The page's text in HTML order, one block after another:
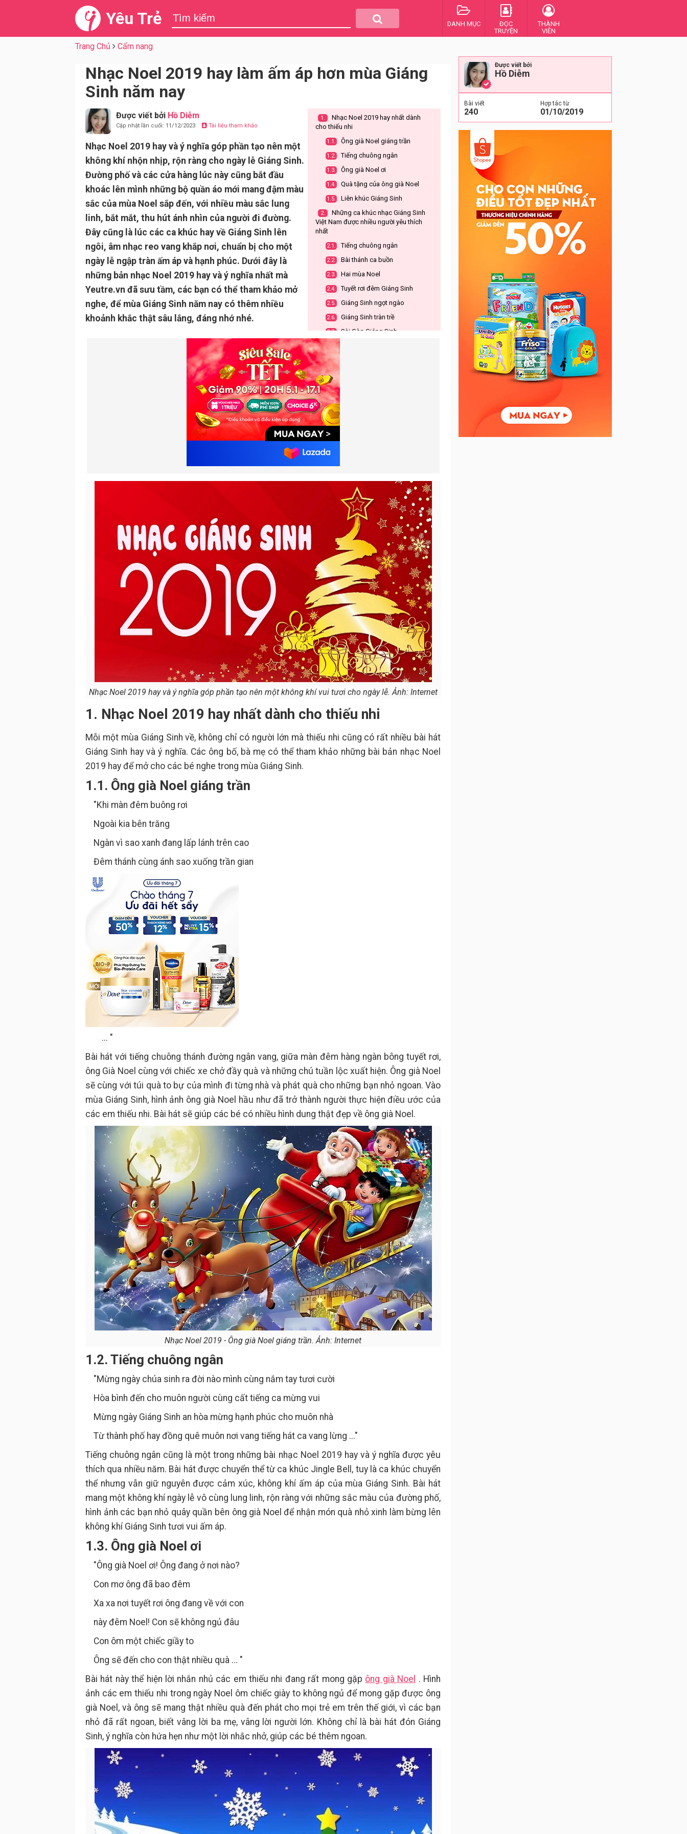
Yêu Trẻ DANH MỤC
ĐỌC
TRUYỆN
THÀNH
VIÊN
Trang Chủ Cẩm nang
Nhạc Noel 2019 hay làm ấm áp hơn mùa Giáng
Sinh năm nay
Được viết bởi Hồ Diễm
Cập nhật lần cuối: 11/12/2023 Tài liệu tham khảo
Nhạc Noel 2019 hay và ý nghĩa góp phần tạo nên một
không khí nhộn nhịp, rộn ràng cho ngày lễ Giáng Sinh.
Đường phố và các cửa hàng lúc này cũng bắt đầu
khoác lên mình những bộ quần áo mới mang đậm màu
sắc của mùa Noel sắp đến, với nhiều màu sắc lung
linh, bắt mắt, thu hút ánh nhìn của người đi đường.
Đây cũng là lúc các ca khúc hay về Giáng Sinh lên
ngôi, âm nhạc reo vang khắp nơi, chuẩn bị cho một
ngày lễ ngập tràn ấm áp và hạnh phúc. Dưới đây là
những bản nhạc Noel 2019 hay và ý nghĩa nhất mà
Yeutre.vn đã sưu tầm, các bạn có thể tham khảo mở
nghe, để mùa Giáng Sinh năm nay có thêm nhiều
khoảnh khắc thật sâu lắng, đáng nhớ nhé.
1.
Nhạc Noel 2019 hay nhất dành
cho thiếu nhi
1.1. Ông già Noel giáng trần
1.2. Tiếng chuông ngân
1.3. Ông già Noel ơi
1.4. Quà tặng của ông già Noel
1.5. Liên khúc Giáng Sinh
2.
Những ca khúc nhạc Giáng Sinh
Việt Nam được nhiều người yêu thích
nhất
2.1. Tiếng chuông ngân
2.2. Bài thánh ca buồn
2.3. Hai mùa Noel
2.4. Tuyết rơi đêm Giáng Sinh
2.5. Giáng Sinh ngọt ngào
2.6. Giáng Sinh tràn trề
2.7. Sài Gòn Giáng Sinh
3.
Những bản nhạc Giáng Sinh nước
ngoài hay nhất mọi thời đại
3.1. Jingle Bells
3.2. Last Christmas
3.3. When a child is born
3.4. The first noel
3.5. All I Want For Christmas
4. Nhạc hòa tấu Giáng Sinh
Nhạc Noel 2019 hay và ý nghĩa góp phần tạo nên một không khí vui tươi cho ngày lễ. Ảnh: Internet
1. Nhạc Noel 2019 hay nhất dành cho thiếu nhi
Mỗi một mùa Giáng Sinh về, không chỉ có người lớn mà thiếu nhi cũng có rất nhiều bài hát
Giáng Sinh hay và ý nghĩa. Các ông bố, bà mẹ có thể tham khảo những bài bản nhạc Noel
2019 hay để mở cho các bé nghe trong mùa Giáng Sinh.
1.1. Ông già Noel giáng trần
"Khi màn đêm buông rơi
Ngoài kia bên trăng
Ngàn vì sao xanh đang lấp lánh trên cao
Đêm thánh cùng ánh sao xuống trần gian
... "
Bài hát với tiếng chuông thánh đường ngân vang, giữa màn đêm hàng ngàn bông tuyết rơi,
ông Già Noel cùng với chiếc xe chở đầy quà và những chú tuần lộc xuất hiện. Ông già Noel
sẽ cùng với túi quà to bự của mình đi từng nhà và phát quà cho những bạn nhỏ ngoan. Vào
mùa Giáng Sinh, hình ảnh ông già Noel hầu như đã trở thành người thực hiện điều ước của
các em thiếu nhi. Bài hát sẽ giúp các bé có nhiều hình dung thật đẹp về ông già Noel.
Nhạc Noel 2019 - Ông già Noel giáng trần. Ảnh: Internet
1.2. Tiếng chuông ngân
"Mừng ngày chúa sinh ra đời nào mình cùng nắm tay tươi cười
Hòa bình đến cho muôn người cùng cất tiếng ca mừng vui
Mừng ngày Giáng Sinh an hòa mừng hạnh phúc cho muôn nhà
Từ thành phố hay đồng quê muôn nơi vang tiếng hát ca vang lừng ..."
Tiếng chuông ngân cũng là một trong những bài nhạc Noel 2019 hay và ý nghĩa được yêu
thích qua nhiều năm. Bài hát được chuyển thể từ ca khúc Jingle Bell, tuy là ca khúc chuyển
thể nhưng vẫn giữ nguyên được cảm xúc, không khí ấm áp của mùa Giáng Sinh. Bài hát
mang một không khí ngày lễ vô cùng lung linh, rộn ràng với những sắc màu của đường phố,
hình ảnh các bạn nhỏ quây quần bên ông già Noel để nhận món quà nhỏ xinh làm bừng lên
không khí Giáng Sinh tươi vui ấm áp.
1.3. Ông già Noel ơi
"Ông già Noel ơi! Ông đang ở nơi nào?
Con mơ ông đã bao đêm
Xa xa nơi tuyết rơi ông đang về với con
này đêm Noel! Con sẽ không ngủ đâu
Con ôm một chiếc giầy to
Ông sẽ đến cho con thật nhiều quà ... "
Bài hát này thể hiện lời nhắn nhủ các em thiếu nhi đang rất mong gặp ông già Noel . Hình
ảnh các em thiếu nhi trong ngày Noel ôm chiếc giày to không ngủ để mong gặp được ông
già Noel, và ông sẽ mang thật nhiều quà đến phát cho mọi trẻ em trên thế giới, vì các bạn
nhỏ đã rất ngoan, biết vâng lời ba mẹ, vâng lời người lớn. Không chỉ là bài hát đón Giáng
Sinh, ý nghĩa còn hứa hẹn như một lời nhắc nhở, giúp các bé thêm ngoan.
Được viết bởi
Hồ Diễm
Bài viết
240
Hợp tác từ
01/10/2019